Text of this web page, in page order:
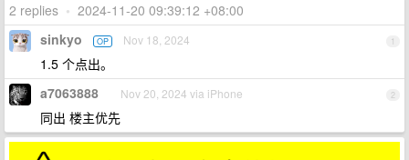
2 replies • 2024-11-20 09:39:12 +08:00
1
sinkyo OP Nov 18, 2024
1.5 个点出。
2
a7063888 Nov 20, 2024 via iPhone
同出 楼主优先